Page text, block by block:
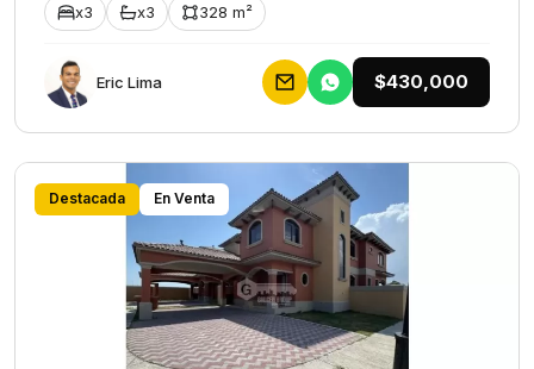
x3 x3 328 m²
Eric Lima $430,000
Destacada En Venta